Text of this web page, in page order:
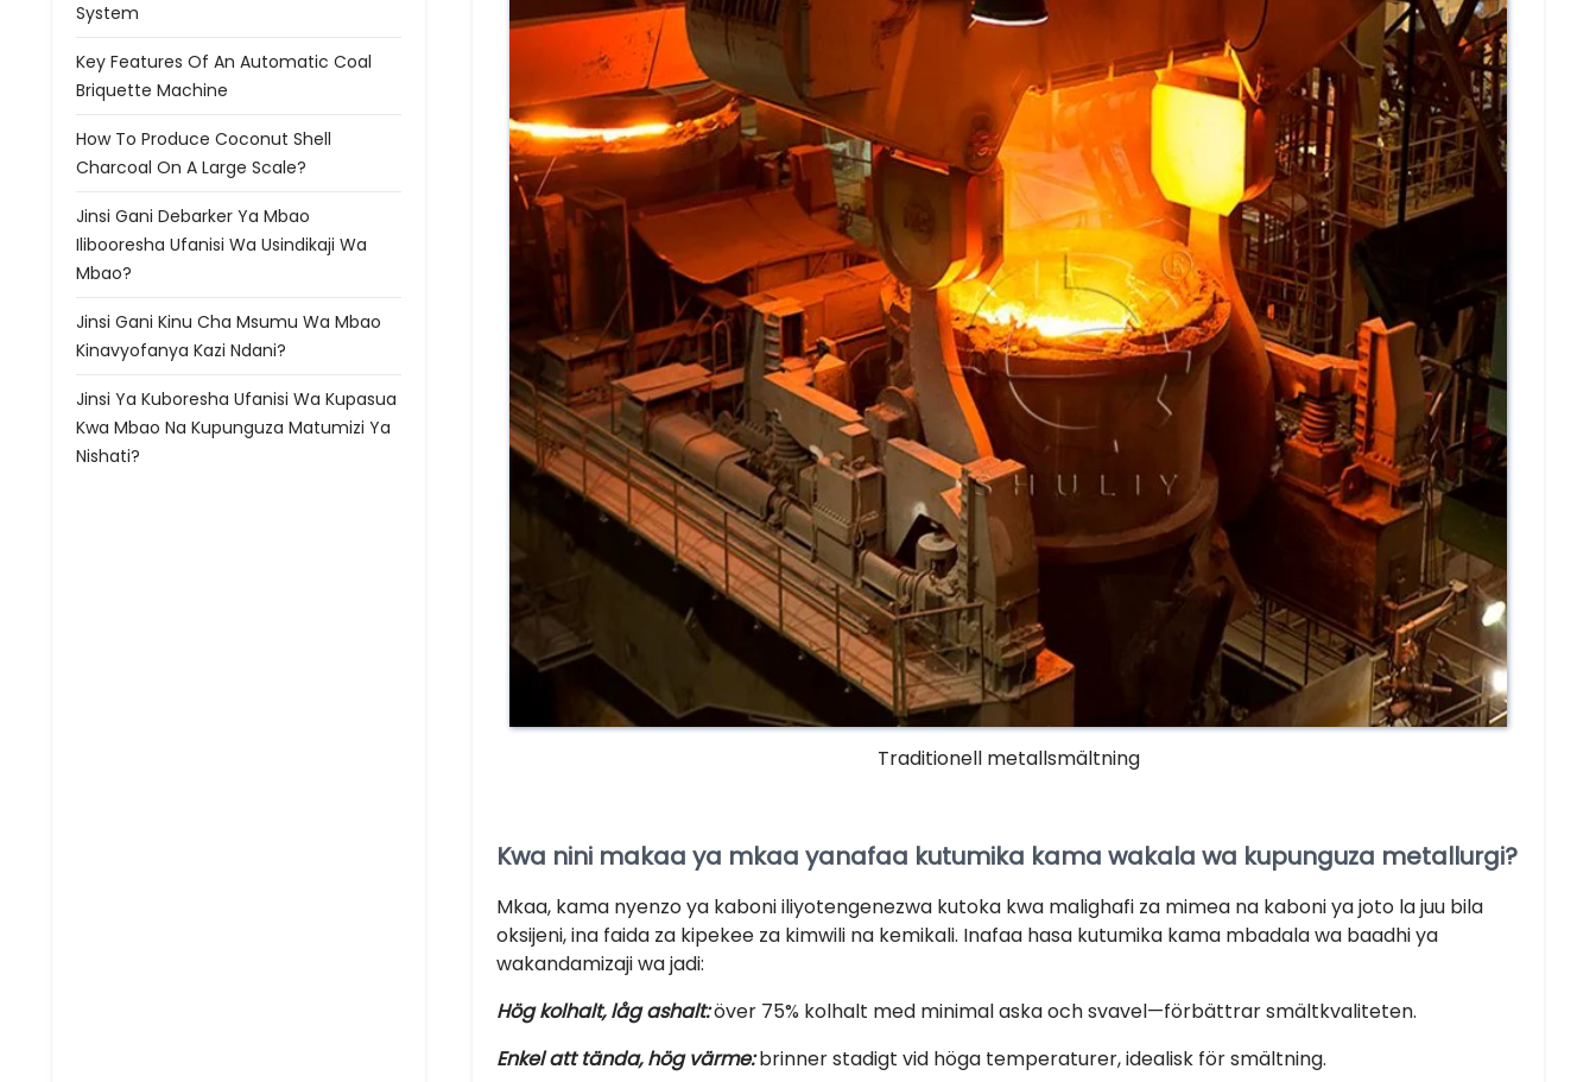
System
Key Features Of An Automatic Coal
Briquette Machine
How To Produce Coconut Shell
Charcoal On A Large Scale?
Jinsi Gani Debarker Ya Mbao
Ilibooresha Ufanisi Wa Usindikaji Wa
Mbao?
Jinsi Gani Kinu Cha Msumu Wa Mbao
Kinavyofanya Kazi Ndani?
Jinsi Ya Kuboresha Ufanisi Wa Kupasua
Kwa Mbao Na Kupunguza Matumizi Ya
Nishati?
Traditionell metallsmältning
Kwa nini makaa ya mkaa yanafaa kutumika kama wakala wa kupunguza metallurgi?
Mkaa, kama nyenzo ya kaboni iliyotengenezwa kutoka kwa malighafi za mimea na kaboni ya joto la juu bila
oksijeni, ina faida za kipekee za kimwili na kemikali. Inafaa hasa kutumika kama mbadala wa baadhi ya
wakandamizaji wa jadi:
Hög kolhalt, låg ashalt:över 75% kolhalt med minimal aska och svavel—förbättrar smältkvaliteten.
Enkel att tända, hög värme:brinner stadigt vid höga temperaturer, idealisk för smältning.